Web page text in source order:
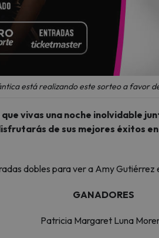
está realizando este sorteo a favor
vivas una noche inolvidable
de sus mejores éxitos en
dobles para ver a Amy
GANADORES
Patricia Margaret Luna